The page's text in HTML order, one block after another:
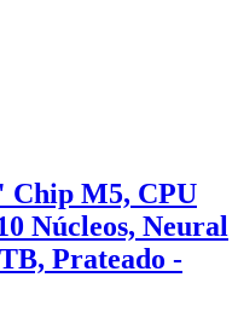
Chip M5, CPU
Núcleos, Neural
Prateado -